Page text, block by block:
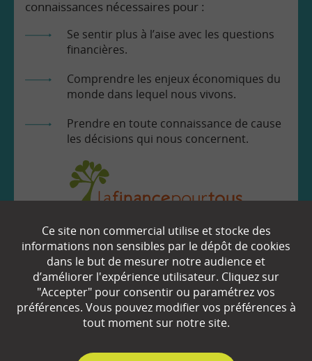
connaissances nécessaires pour :
Se sentir plus à l’aise avec les questions
financières.
Comprendre les enjeux économiques du
monde dans lequel nous vivons.
Prendre en toute connaissance de cause
les décisions qui nous concernent.
EN SAVOIR
Qui sommes-nous ?
Partenaires
Ce site non commercial utilise et stocke des
informations non sensibles par le dépôt de cookies
dans le but de mesurer notre audience et
d’améliorer l'expérience utilisateur. Cliquez sur
"Accepter" pour consentir ou paramétrez vos
préférences. Vous pouvez modifier vos préférences à
tout moment sur notre site.